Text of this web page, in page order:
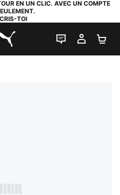
EN UN CLIC. AVEC UN COMPTE
TOI
LIVE CHAT
MON